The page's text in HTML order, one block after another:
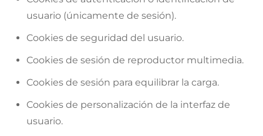
usuario (únicamente de sesión).
Cookies de seguridad del usuario.
Cookies de sesión de reproductor multimedia.
Cookies de sesión para equilibrar la carga.
Cookies de personalización de la interfaz de
usuario.